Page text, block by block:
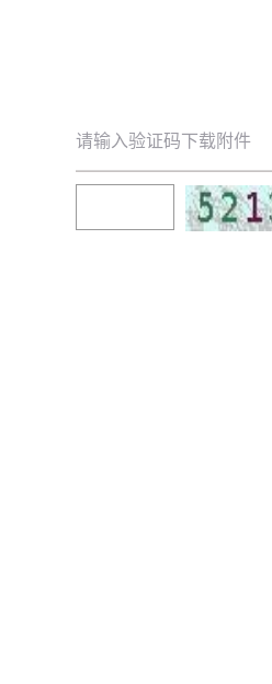
请输入验证码下载附件